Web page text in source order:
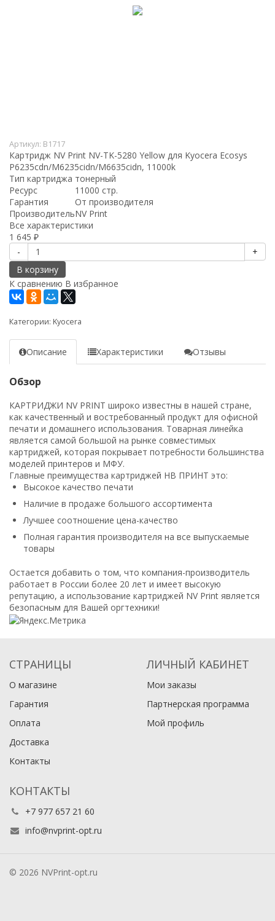
Артикул: B1717
Картридж NV Print NV-TK-5280 Yellow для Kyocera Ecosys
P6235cdn/M6235cidn/M6635cidn, 11000k
Тип картриджа тонерный
Ресурс
11000 стр.
Гарантия
От производителя
ПроизводительNV Print
Все характеристики
1 645 ₽
-
+
В корзину
К сравнению В избранное
Категории: Kyocera
Описание Характеристики Отзывы
Обзор
КАРТРИДЖИ NV PRINT широко известны в нашей стране,
как качественный и востребованный продукт для офисной
печати и домашнего использования. Товарная линейка
является самой большой на рынке совместимых
картриджей, которая покрывает потребности большинства
моделей принтеров и МФУ.
Главные преимущества картриджей НВ ПРИНТ это:
Высокое качество печати
Наличие в продаже большого ассортимента
Лучшее соотношение цена-качество
Полная гарантия производителя на все выпускаемые
товары
Остается добавить о том, что компания-производитель
работает в России более 20 лет и имеет высокую
репутацию, а использование картриджей NV Print является
безопасным для Вашей оргтехники!
СТРАНИЦЫ
О магазине
Гарантия
Оплата
Доставка
Контакты
ЛИЧНЫЙ КАБИНЕТ
Мои заказы
Партнерская программа
Мой профиль
КОНТАКТЫ
+7 977 657 21 60
info@nvprint-opt.ru
© 2026 NVPrint-opt.ru